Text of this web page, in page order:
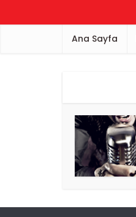
Ana Sayfa